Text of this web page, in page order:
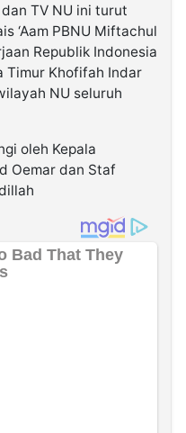
TV NU ini turut
‘Aam PBNU Miftachul
Republik Indonesia
Timur Khofifah Indar
NU seluruh
oleh Kepala
Oemar dan Staf